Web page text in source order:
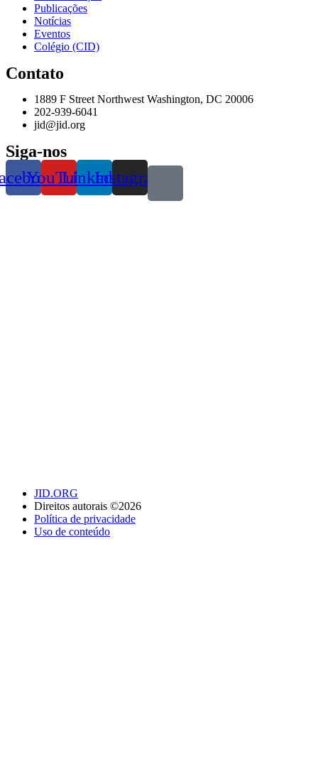
Publicações
Notícias
Eventos
Colégio (CID)
Contato
1889 F Street Northwest Washington, DC 20006
202-939-6041
jid@jid.org
Siga-nos
YouTubeLinkedin
Instagram
JID.ORG
Direitos autorais ©2026
Política de privacidade
Uso de conteúdo